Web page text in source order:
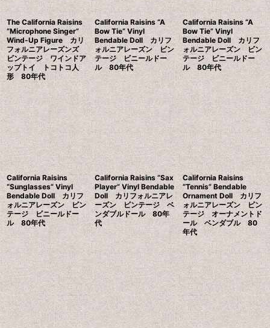
The California Raisins
“Microphone Singer”
Wind-Up Figure カリ
フォルニアレーズンズ
ビンテージ ワインドア
ップトイ トコトコ人
形 80年代
California Raisins “A
Bow Tie” Vinyl
Bendable Doll カリフ
ォルニアレーズン ビン
テージ ビニールドー
ル 80年代
California Raisins “A
Bow Tie” Vinyl
Bendable Doll カリフ
ォルニアレーズン ビン
テージ ビニールドー
ル 80年代
California Raisins
“Sunglasses” Vinyl
Bendable Doll カリフ
ォルニアレーズン ビン
テージ ビニールドー
ル 80年代
California Raisins “Sax
Player” Vinyl Bendable
Doll カリフォルニアレ
ーズン ビンテージ ベ
ンダブルドール 80年
代
California Raisins
“Tennis” Bendable
Ornament Doll カリフ
ォルニアレーズン ビン
テージ オーナメントド
ール ベンダブル 80
年代